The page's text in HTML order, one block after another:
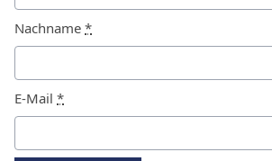
Nachname *
E-Mail *